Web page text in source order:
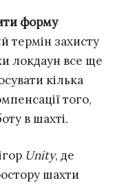
форму
термін захисту
локдаун все ще
кілька
того,
в шахті.
Unity, де
шахти